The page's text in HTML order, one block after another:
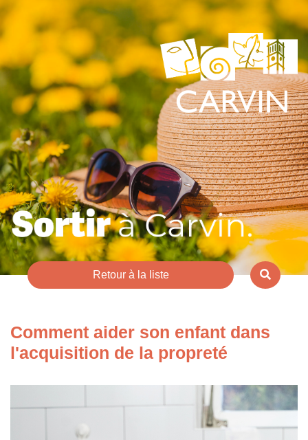
Retour à la liste
Comment aider son enfant dans
l'acquisition de la propreté